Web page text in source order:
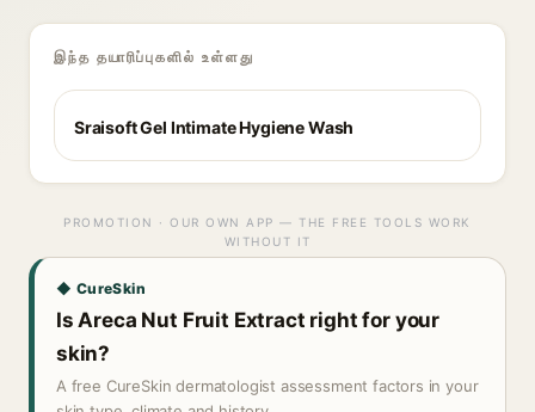
இந்த தயாரிப்புகளில் உள்ளது
Sraisoft Gel Intimate Hygiene Wash
PROMOTION · OUR OWN APP — THE FREE TOOLS WORK
WITHOUT IT
◆ CureSkin
Is Areca Nut Fruit Extract right for your
skin?
A free CureSkin dermatologist assessment factors in your